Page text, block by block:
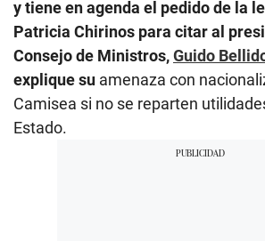
y tiene en agenda el pedido de la
Patricia Chirinos para citar al
Consejo de Ministros,Guido
explique su amenaza con
Camisea si no se reparten
Estado.